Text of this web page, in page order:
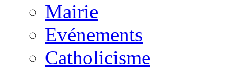
Mairie
Evénements
Catholicisme